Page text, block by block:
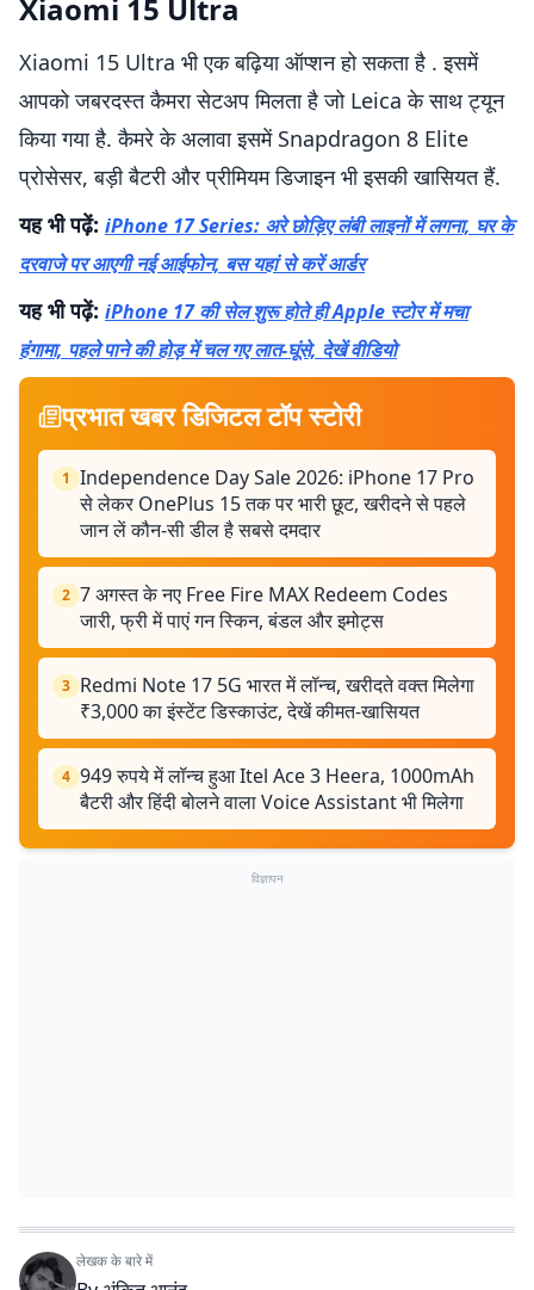
Xiaomi 15 Ultra
Xiaomi 15 Ultra भी एक बढ़िया ऑप्शन हो सकता है . इसमें
आपको जबरदस्त कैमरा सेटअप मिलता है जो Leica के साथ ट्यून
किया गया है. कैमरे के अलावा इसमें Snapdragon 8 Elite
प्रोसेसर, बड़ी बैटरी और प्रीमियम डिजाइन भी इसकी खासियत हैं.
यह भी पढ़ें: iPhone 17 Series: अरे छोड़िए लंबी लाइनों में लगना, घर के
दरवाजे पर आएगी नई आईफोन, बस यहां से करें आर्डर
यह भी पढ़ें: iPhone 17 की सेल शुरू होते ही Apple स्टोर में मचा
हंगामा, पहले पाने की होड़ में चल गए लात-घूंसे, देखें वीडियो
प्रभात खबर डिजिटल टॉप स्टोरी
1 Independence Day Sale 2026: iPhone 17 Pro
से लेकर OnePlus 15 तक पर भारी छूट, खरीदने से पहले
जान लें कौन-सी डील है सबसे दमदार
2 7 अगस्त के नए Free Fire MAX Redeem Codes
जारी, फ्री में पाएं गन स्किन, बंडल और इमोट्स
3 Redmi Note 17 5G भारत में लॉन्च, खरीदते वक्त मिलेगा
₹3,000 का इंस्टेंट डिस्काउंट, देखें कीमत-खासियत
4 949 रुपये में लॉन्च हुआ Itel Ace 3 Heera, 1000mAh
बैटरी और हिंदी बोलने वाला Voice Assistant भी मिलेगा
विज्ञापन
लेखक के बारे में